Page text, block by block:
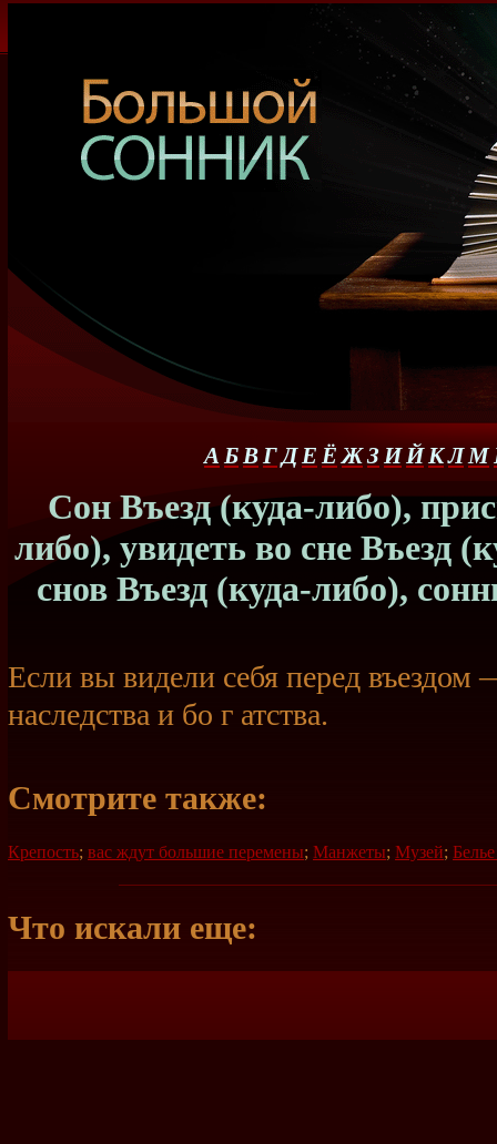
А БВГДЕ Ё ЖЗ ИЙКЛМ
Сон Въезд (куда-либо),
либо), увидеть во сне Въезд
снов Въезд (куда-либо),
Если вы видели себя перед въездом
наследства и бо г атства.
Смотрите также:
Крепость; вас ждут большие перемены; Манжеты; Музей;
Что искали еще: